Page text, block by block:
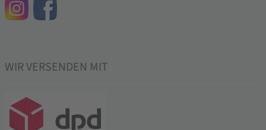
WIR VERSENDEN MIT